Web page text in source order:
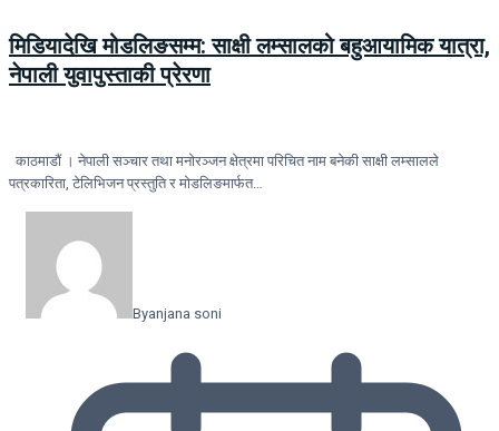
मिडियादेखि मोडलिङसम्म: साक्षी लम्सालको बहुआयामिक यात्रा,
नेपाली युवापुस्ताकी प्रेरणा
काठमाडौं । नेपाली सञ्चार तथा मनोरञ्जन क्षेत्रमा परिचित नाम बनेकी साक्षी लम्सालले
पत्रकारिता, टेलिभिजन प्रस्तुति र मोडलिङमार्फत…
Byanjana soni